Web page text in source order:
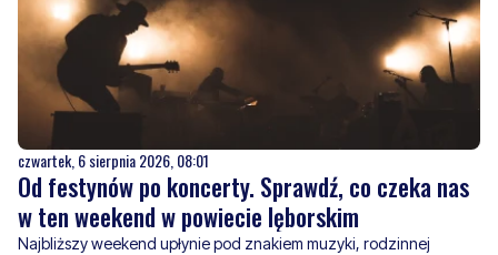
czwartek, 6 sierpnia 2026, 08:01
Od festynów po koncerty. Sprawdź, co czeka nas
w ten weekend w powiecie lęborskim
Najbliższy weekend upłynie pod znakiem muzyki, rodzinnej